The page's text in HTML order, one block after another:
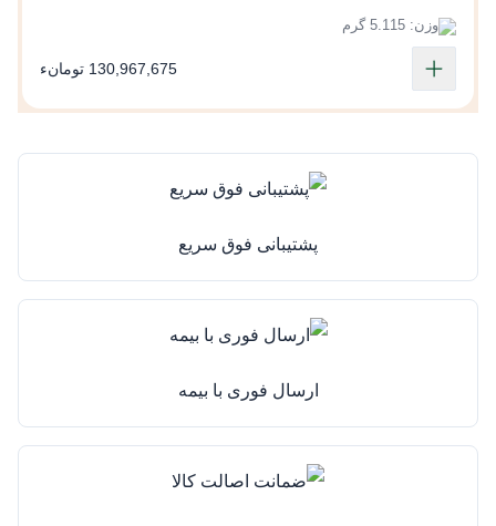
وزن: 5.115 گرم
130,967,675 تومانء
پشتیبانی فوق سریع
ارسال فوری با بیمه